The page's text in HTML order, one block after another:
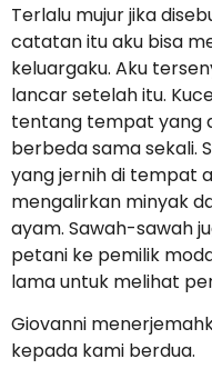
Terlalu mujur jika
catatan itu aku bisa
keluargaku. Aku
lancar setelah itu.
tentang tempat yang
berbeda sama sekali.
yang jernih di tempat
mengalirkan minyak
ayam. Sawah-sawah
petani ke pemilik
lama untuk melihat
Giovanni
kepada kami berdua.